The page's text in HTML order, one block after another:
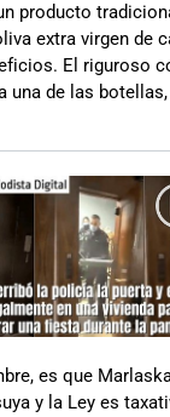
producto
extra virgen de
El riguroso
una de las
es que
y la Ley es